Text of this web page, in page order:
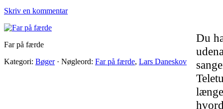
Skriv en kommentar
Far på færde
Du
Kategori: Bøger· Nøgleord: Far på færde, Lars Daneskov